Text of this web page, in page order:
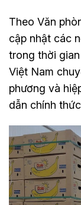
Theo Văn
cập nhật các
trong thời
Việt Nam
phương và
dẫn chính